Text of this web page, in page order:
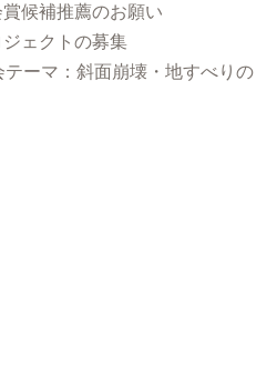
候補推薦のお願い
ェクトの募集
ーマ：斜面崩壊・地すべりの